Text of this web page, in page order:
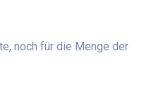
noch für die Menge der